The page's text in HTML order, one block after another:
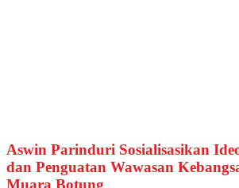
Aswin Parinduri Sosialisasikan
dan Penguatan Wawasan
Muara Botung